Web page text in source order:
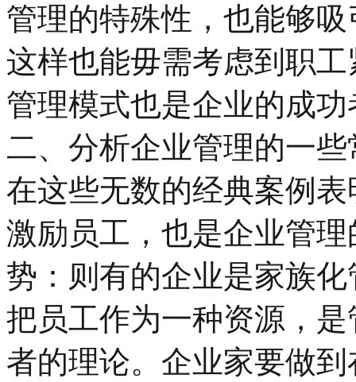
管理的特殊性，也能够
这样也能毋需考虑到职
管理模式也是企业的成功
二、分析企业管理的一
在这些无数的经典案例
激励员工，也是企业管
势：则有的企业是家族
把员工作为一种资源，
者的理论。企业家要做